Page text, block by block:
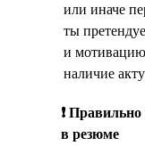
или иначе
ты
и
наличие
❗
в резюме